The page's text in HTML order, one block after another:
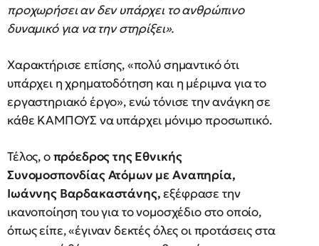
προχωρήσει αν δεν υπάρχει το ανθρώπινο
δυναμικό για να την στηρίξει».
Χαρακτήρισε επίσης, «πολύ σημαντικό ότι
υπάρχει η χρηματοδότηση και η μέριμνα για το
εργαστηριακό έργο», ενώ τόνισε την ανάγκη σε
κάθε ΚΑΜΠΟΥΣ να υπάρχει μόνιμο προσωπικό.
Τέλος, οπρόεδρος της Εθνικής
Συνομοσπονδίας Ατόμων με Αναπηρία,
Ιωάννης Βαρδακαστάνης,εξέφρασε την
ικανοποίηση του για το νομοσχέδιο στο οποίο,
όπως είπε, «έγιναν δεκτές όλες οι προτάσεις στα